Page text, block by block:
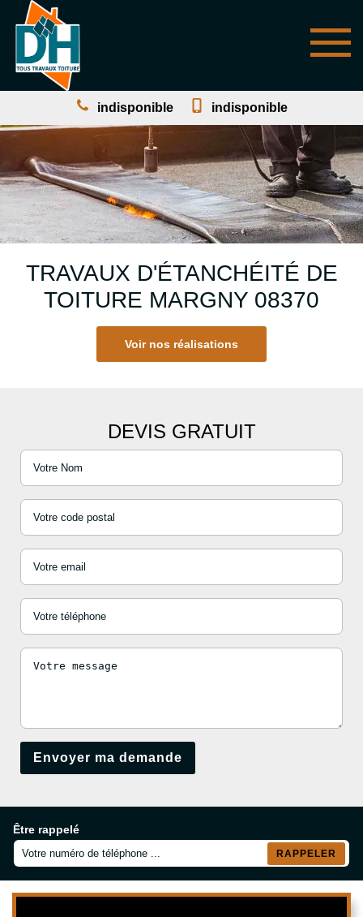
indisponible indisponible
TRAVAUX D'ÉTANCHÉITÉ DE
TOITURE MARGNY 08370
Voir nos réalisations
DEVIS GRATUIT
Être rappelé